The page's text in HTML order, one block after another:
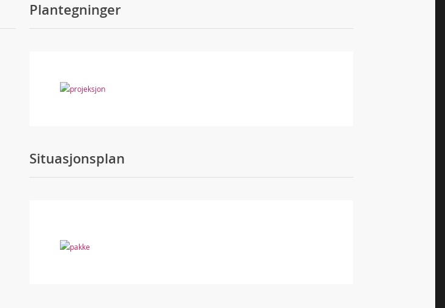
Plantegninger
Situasjonsplan